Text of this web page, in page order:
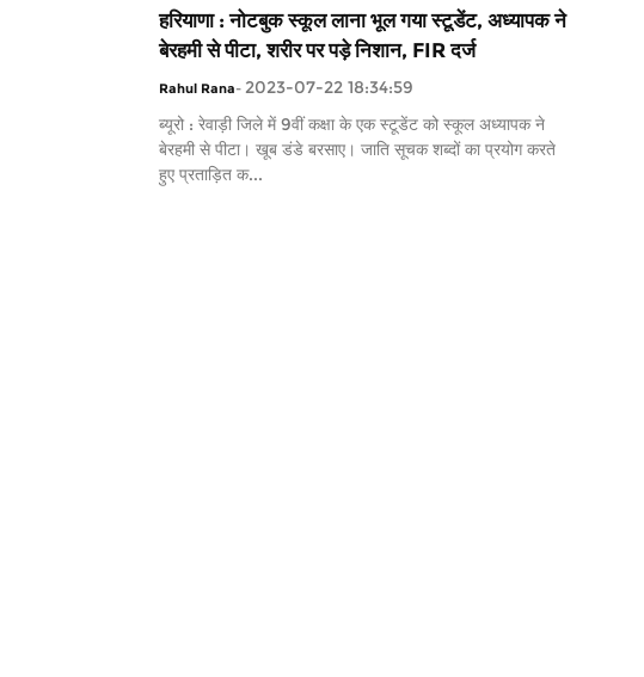
हरियाणा : नोटबुक स्कूल लाना भूल गया स्टूडेंट, अध्यापक ने
बेरहमी से पीटा, शरीर पर पड़े निशान, FIR दर्ज
Rahul Rana- 2023-07-22 18:34:59
ब्यूरो : रेवाड़ी जिले में 9वीं कक्षा के एक स्टूडेंट को स्कूल अध्यापक ने
बेरहमी से पीटा। खूब डंडे बरसाए। जाति सूचक शब्दों का प्रयोग करते
हुए प्रताड़ित क...